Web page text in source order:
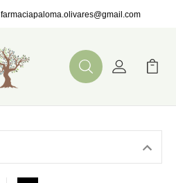
farmaciapaloma.olivares@gmail.com
BuscarMi Cuenta
Mi